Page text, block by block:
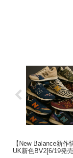
【New Balance新
UK新色BV2[6/19発